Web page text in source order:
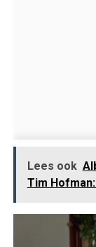
Lees ook
Tim